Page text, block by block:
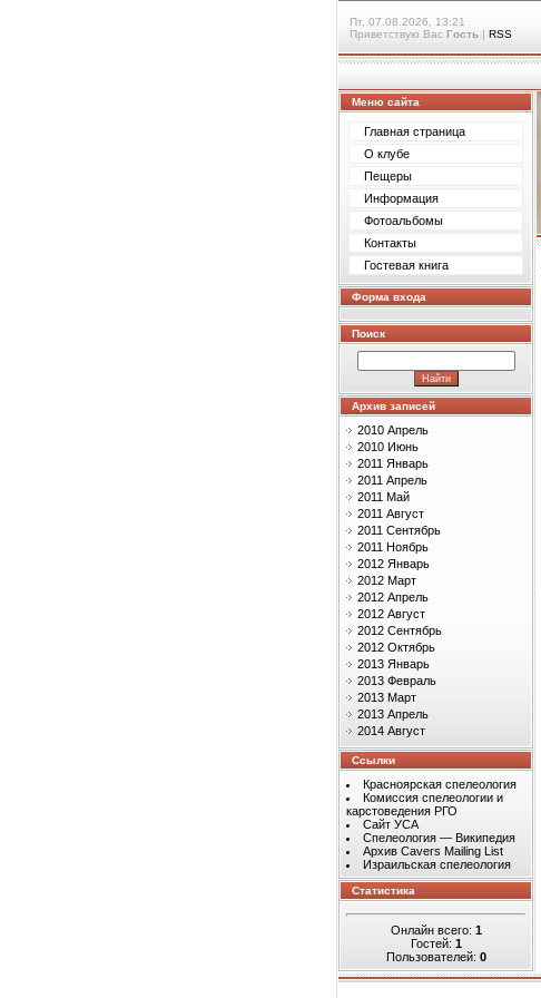
Пт, 07.08.2026, 13:21
Приветствую Вас Гость | RSS
Меню сайта
Главная страница
О клубе
Пещеры
Информация
Фотоальбомы
Контакты
Гостевая книга
Форма входа
Поиск
Архив записей
2010 Апрель
2010 Июнь
2011 Январь
2011 Апрель
2011 Май
2011 Август
2011 Сентябрь
2011 Ноябрь
2012 Январь
2012 Март
2012 Апрель
2012 Август
2012 Сентябрь
2012 Октябрь
2013 Январь
2013 Февраль
2013 Март
2013 Апрель
2014 Август
Ссылки
Красноярская спелеология
Комиссия спелеологии и
карстоведения РГО
Сайт УСА
Спелеология — Википедия
Архив Cavers Mailing List
Израильская спелеология
Статистика
Онлайн всего: 1
Гостей: 1
Пользователей: 0